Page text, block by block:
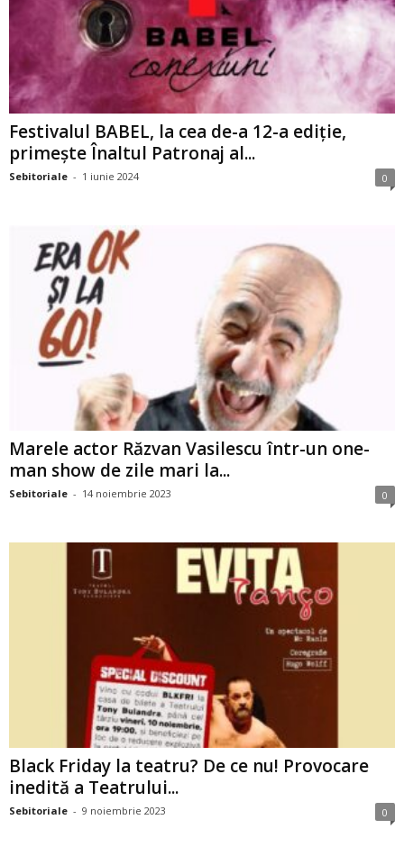
Festivalul BABEL, la cea de-a 12-a ediție,
primește Înaltul Patronaj al...
Sebitoriale - 1 iunie 2024 0
Marele actor Răzvan Vasilescu într-un one-
man show de zile mari la...
Sebitoriale - 14 noiembrie 2023 0
Black Friday la teatru? De ce nu! Provocare
inedită a Teatrului...
Sebitoriale - 9 noiembrie 2023 0